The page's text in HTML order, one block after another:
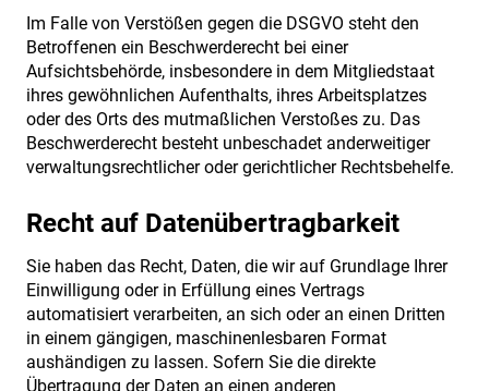
Im Falle von Verstößen gegen die DSGVO steht den
Betroffenen ein Beschwerderecht bei einer
Aufsichtsbehörde, insbesondere in dem Mitgliedstaat
ihres gewöhnlichen Aufenthalts, ihres Arbeitsplatzes
oder des Orts des mutmaßlichen Verstoßes zu. Das
Beschwerderecht besteht unbeschadet anderweitiger
verwaltungsrechtlicher oder gerichtlicher Rechtsbehelfe.
Recht auf Datenübertragbarkeit
Sie haben das Recht, Daten, die wir auf Grundlage Ihrer
Einwilligung oder in Erfüllung eines Vertrags
automatisiert verarbeiten, an sich oder an einen Dritten
in einem gängigen, maschinenlesbaren Format
aushändigen zu lassen. Sofern Sie die direkte
Übertragung der Daten an einen anderen